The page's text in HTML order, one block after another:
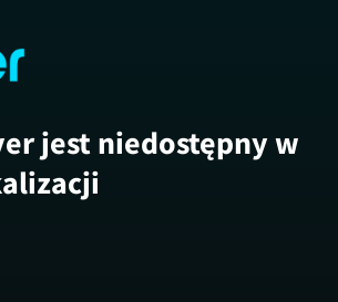
jest niedostępny w